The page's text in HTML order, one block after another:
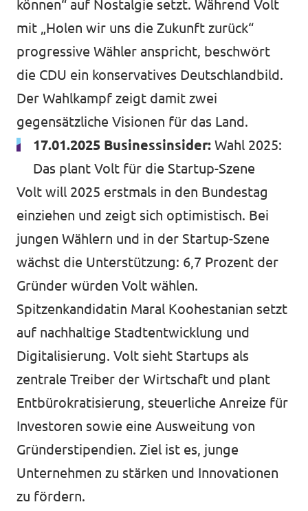
können“ auf Nostalgie setzt. Während Volt
mit „Holen wir uns die Zukunft zurück“
progressive Wähler anspricht, beschwört
die CDU ein konservatives Deutschlandbild.
Der Wahlkampf zeigt damit zwei
gegensätzliche Visionen für das Land.
17.01.2025 Businessinsider: Wahl 2025:
Das plant Volt für die Startup-Szene
Volt will 2025 erstmals in den Bundestag
einziehen und zeigt sich optimistisch. Bei
jungen Wählern und in der Startup-Szene
wächst die Unterstützung: 6,7 Prozent der
Gründer würden Volt wählen.
Spitzenkandidatin Maral Koohestanian setzt
auf nachhaltige Stadtentwicklung und
Digitalisierung. Volt sieht Startups als
zentrale Treiber der Wirtschaft und plant
Entbürokratisierung, steuerliche Anreize für
Investoren sowie eine Ausweitung von
Gründerstipendien. Ziel ist es, junge
Unternehmen zu stärken und Innovationen
zu fördern.